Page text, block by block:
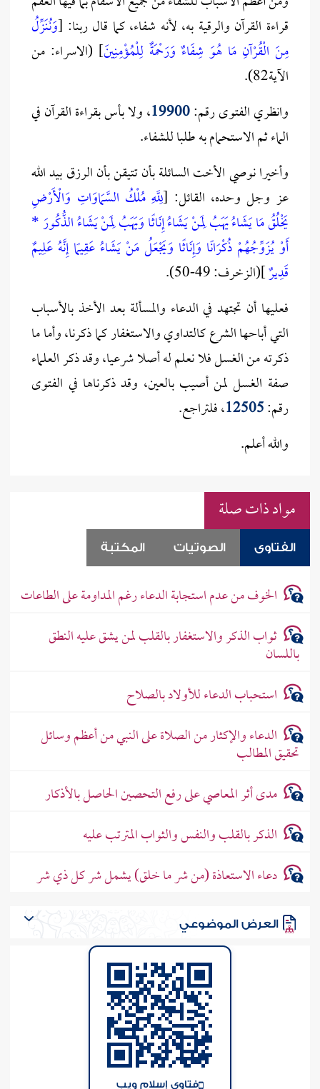
قراءة القرآن والرقية به، لأنه شفاء، كما قال ربنا: [وَنُنَزِّلُ
مِنَ الْقُرْآنِ مَا هُوَ شِفَاءٌ وَرَحْمَةٌ لِلْمُؤْمِنِينَ] (الاسراء: من
الآية82).
وانظري الفتوى رقم:19900، ولا بأس بقراءة القرآن في
الماء ثم الاستحمام به طلبا للشفاء.
وأخيرا نوصي الأخت السائلة بأن تتيقن بأن الرزق بيد الله
عز وجل وحده، القائل: [لِلَّهِ مُلْكُ السَّمَاوَاتِ وَالْأَرْضِ
يَخْلُقُ مَا يَشَاءُ يَهَبُ لِمَنْ يَشَاءُ إِنَاثًا وَيَهَبُ لِمَنْ يَشَاءُ الذُّكُورَ *
أَوْ يُزَوِّجُهُمْ ذُكْرَانًا وَإِنَاثًا وَيَجْعَلُ مَنْ يَشَاءُ عَقِيمًا إِنَّهُ عَلِيمٌ
قَدِيرٌ](الزخرف: 49-50).
فعليها أن تجتهد في الدعاء والمسألة بعد الأخذ بالأسباب
التي أباحها الشرع كالتداوي والاستغفار كما ذكرنا، وأما ما
ذكرته من الغسل فلا نعلم له أصلا شرعيا، وقد ذكر العلماء
صفة الغسل لمن أصيب بالعين، وقد ذكرناها في الفتوى
رقم:12505، فلتراجع.
والله أعلم.
مواد ذات صلة
الفتاوى الصوتيات المكتبة
الخوف من عدم استجابة الدعاء رغم المداومة على الطاعات
ثواب الذكر والاستغفار بالقلب لمن يشق عليه النطق
باللسان
استحباب الدعاء للأولاد بالصلاح
الدعاء والإكثار من الصلاة على النبي من أعظم وسائل
تحقيق المطالب
مدى أثر المعاصي على رفع التحصين الحاصل بالأذكار
الذكر بالقلب والنفس والثواب المترتب عليه
دعاء الاستعاذة (من شر ما خلق) يشمل شر كل ذي شر
العرض الموضوعي
فتاوى إسلام ويب